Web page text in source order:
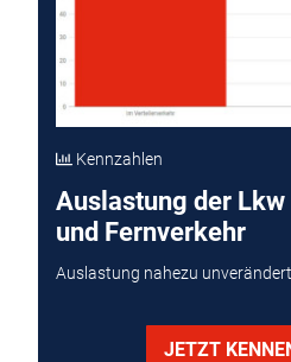
Kennzahlen
Auslastung der
und Fernverkehr
Auslastung nahezu unverändert
JETZT